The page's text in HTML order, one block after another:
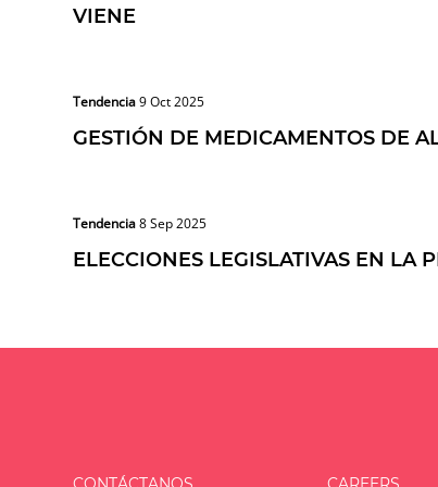
VIENE
Tendencia9 Oct 2025
GESTIÓN DE MEDICAMENTOS DE
Tendencia8 Sep 2025
ELECCIONES LEGISLATIVAS EN LA